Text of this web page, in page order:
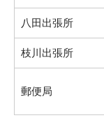
八田出張所
枝川出張所
郵便局